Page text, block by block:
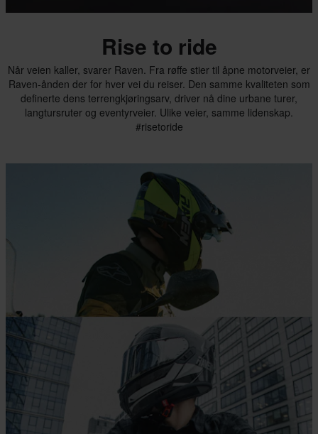
Rise to ride
Når veien kaller, svarer Raven. Fra røffe stier til åpne motorveier, er
Raven-ånden der for hver vei du reiser. Den samme kvaliteten som
definerte dens terrengkjøringsarv, driver nå dine urbane turer,
langtursruter og eventyrveier. Ulike veier, samme lidenskap.
#risetoride